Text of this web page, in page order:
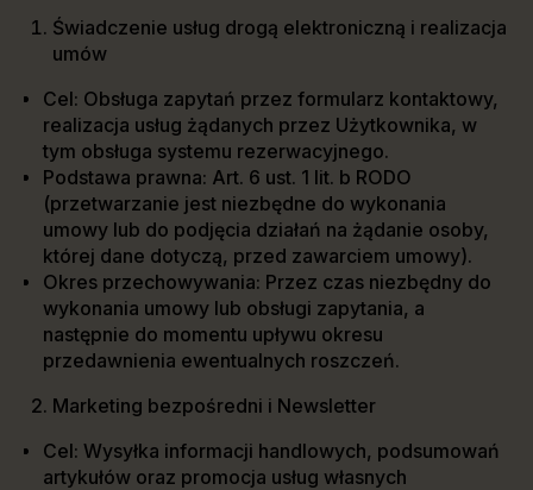
Świadczenie usług drogą elektroniczną i realizacja
umów
Cel: Obsługa zapytań przez formularz kontaktowy,
realizacja usług żądanych przez Użytkownika, w
tym obsługa systemu rezerwacyjnego.
Podstawa prawna: Art. 6 ust. 1 lit. b RODO
(przetwarzanie jest niezbędne do wykonania
umowy lub do podjęcia działań na żądanie osoby,
której dane dotyczą, przed zawarciem umowy).
Okres przechowywania: Przez czas niezbędny do
wykonania umowy lub obsługi zapytania, a
następnie do momentu upływu okresu
przedawnienia ewentualnych roszczeń.
Marketing bezpośredni i Newsletter
Cel: Wysyłka informacji handlowych, podsumowań
artykułów oraz promocja usług własnych